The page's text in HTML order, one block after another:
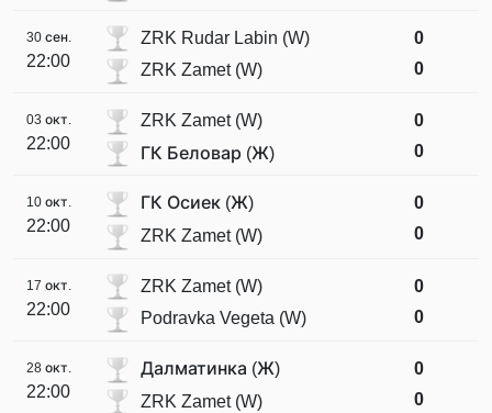
30 сен.
22:00
ZRK Rudar Labin (W)
ZRK Zamet (W)
0
0
03 окт.
22:00
ZRK Zamet (W)
ГК Беловар (Ж)
0
0
10 окт.
22:00
ГК Осиек (Ж)
ZRK Zamet (W)
0
0
17 окт.
22:00
ZRK Zamet (W)
Podravka Vegeta (W)
0
0
28 окт.
22:00
Далматинка (Ж)
ZRK Zamet (W)
0
0